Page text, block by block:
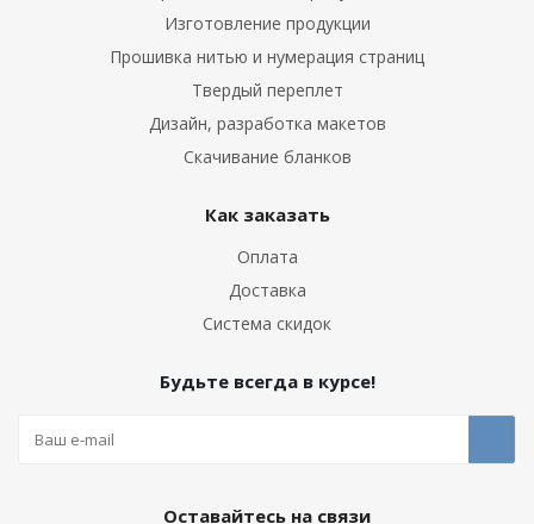
Изготовление продукции
Прошивка нитью и нумерация страниц
Твердый переплет
Дизайн, разработка макетов
Скачивание бланков
Как заказать
Оплата
Доставка
Система скидок
Будьте всегда в курсе!
Оставайтесь на связи